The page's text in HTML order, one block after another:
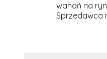
wahań na
Sprzedawca